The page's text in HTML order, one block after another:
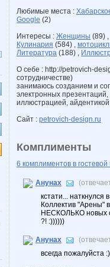
Любимые места :
Google (2)
Интересы : Женщины (89) ,
Кулинария (584) ,
Литература (188) ,
О себе : http://petrovich-
сотрудничестве)
занимаюсь созданием и
электронных
иллюстрацией,
Сайт : petrovich-design.ru
Комплименты
6 комплиментов в гостевой
Анунах
кстати... наткнулся
Коллектив "Арены"
НЕСКОЛЬКО новых
?! :))))))
Анунах
всегда пожалуйста :)